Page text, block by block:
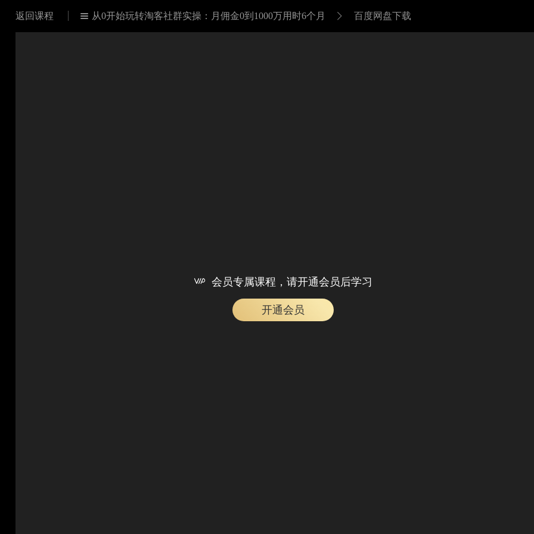
返回课程  从0开始玩转淘客社群实操：月佣金0到1000万用时6个月  百度网盘下载
 会员专属课程，请开通会员后学习
开通会员